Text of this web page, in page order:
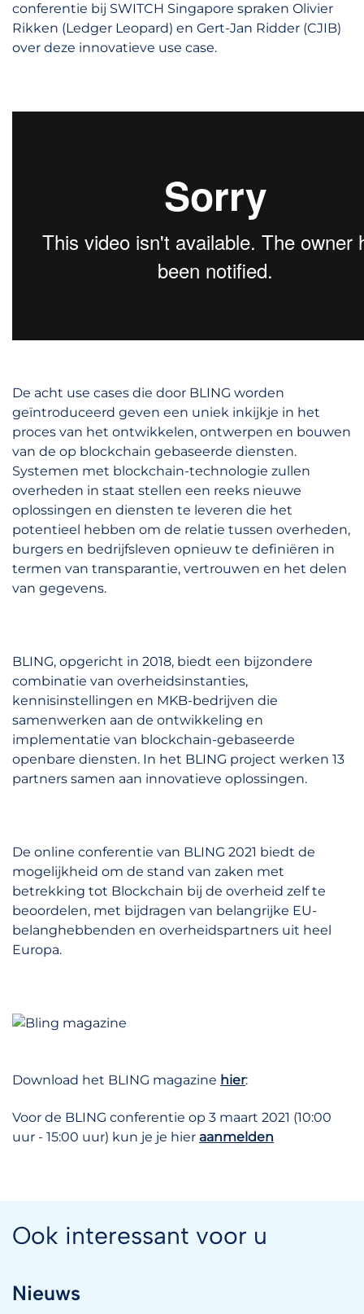
conferentie bij SWITCH Singapore spraken Olivier
Rikken (Ledger Leopard) en Gert-Jan Ridder (CJIB)
over deze innovatieve use case.
De acht use cases die door BLING worden
geïntroduceerd geven een uniek inkijkje in het
proces van het ontwikkelen, ontwerpen en bouwen
van de op blockchain gebaseerde diensten.
Systemen met blockchain-technologie zullen
overheden in staat stellen een reeks nieuwe
oplossingen en diensten te leveren die het
potentieel hebben om de relatie tussen overheden,
burgers en bedrijfsleven opnieuw te definiëren in
termen van transparantie, vertrouwen en het delen
van gegevens.
BLING, opgericht in 2018, biedt een bijzondere
combinatie van overheidsinstanties,
kennisinstellingen en MKB-bedrijven die
samenwerken aan de ontwikkeling en
implementatie van blockchain-gebaseerde
openbare diensten. In het BLING project werken 13
partners samen aan innovatieve oplossingen.
De online conferentie van BLING 2021 biedt de
mogelijkheid om de stand van zaken met
betrekking tot Blockchain bij de overheid zelf te
beoordelen, met bijdragen van belangrijke EU-
belanghebbenden en overheidspartners uit heel
Europa.
Download het BLING magazine hier:
Voor de BLING conferentie op 3 maart 2021 (10:00
uur - 15:00 uur) kun je je hier aanmelden
Ook interessant voor u
Nieuws